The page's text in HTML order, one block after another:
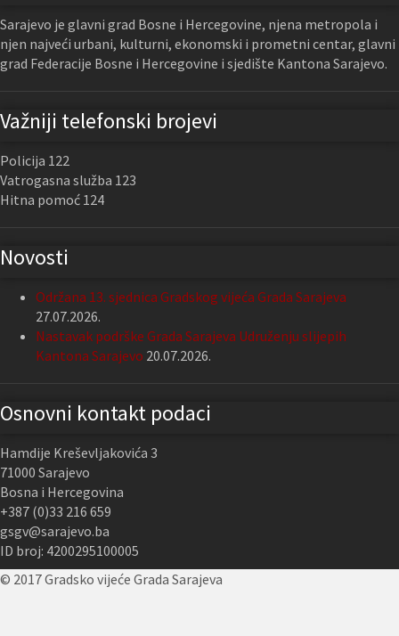
Sarajevo je glavni grad Bosne i Hercegovine, njena metropola i
njen najveći urbani, kulturni, ekonomski i prometni centar, glavni
grad Federacije Bosne i Hercegovine i sjedište Kantona Sarajevo.
Važniji telefonski brojevi
Policija 122
Vatrogasna služba 123
Hitna pomoć 124
Novosti
Održana 13. sjednica Gradskog vijeća Grada Sarajeva
27.07.2026.
Nastavak podrške Grada Sarajeva Udruženju slijepih
Kantona Sarajevo 20.07.2026.
Osnovni kontakt podaci
Hamdije Kreševljakovića 3
71000 Sarajevo
Bosna i Hercegovina
+387 (0)33 216 659
gsgv@sarajevo.ba
ID broj: 4200295100005
© 2017 Gradsko vijeće Grada Sarajeva